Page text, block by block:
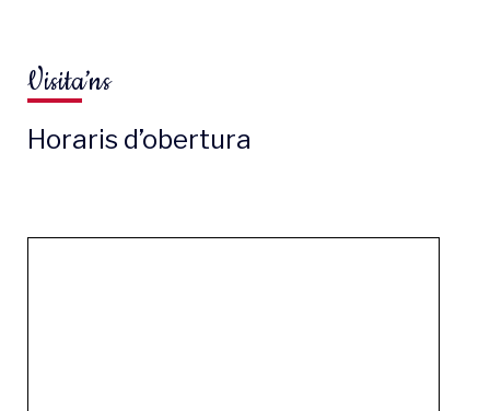
Visita’ns
Horaris d’obertura